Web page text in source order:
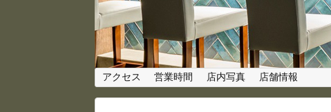
アクセス 営業時間 店内写真 店舗情報